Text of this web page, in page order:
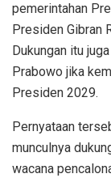
pemerintahan
Presiden Gibran
Dukungan itu
Prabowo jika
Presiden 2029.
Pernyataan
munculnya
wacana